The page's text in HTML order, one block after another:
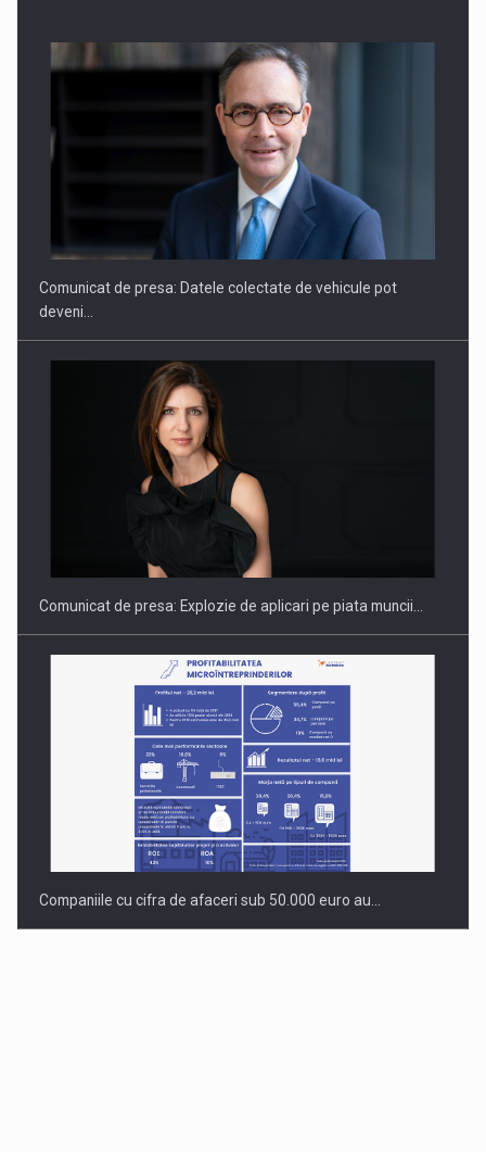
ROOTED IN ROMANIA, BUILT TO DELIVER TECHNOLOGY FOR
PUTTING ROMANIAN CORPORATE COMPANIES ON THE
INTERNATIONAL BUSINESS SCENE
Comunicat de presa: Datele colectate de vehicule pot
deveni…
Comunicat de presa: Explozie de aplicari pe piata muncii…
Companiile cu cifra de afaceri sub 50.000 euro au…